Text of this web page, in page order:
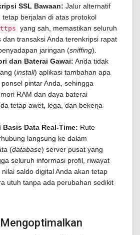
SSL Bawaan: Jalur alternatif
tetap berjalan di atas protokol
yang sah, memastikan seluruh
dan transaksi Anda terenkripsi rapat
jaringan (sniffing).
dan Baterai Gawai: Anda tidak
(install) aplikasi tambahan apa
pintar Anda, sehingga
RAM dan daya baterai
tetap awet, lega, dan bekerja
Data Real-Time: Rute
langsung ke dalam
(database) server pusat yang
seluruh informasi profil, riwayat
saldo digital Anda akan tetap
utuh tanpa ada perubahan sedikit